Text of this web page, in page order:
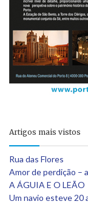
Artigos mais vistos
Rua das Flores
Amor de perdição –
A ÁGUIA E O LEÃO
Um navio esteve 20